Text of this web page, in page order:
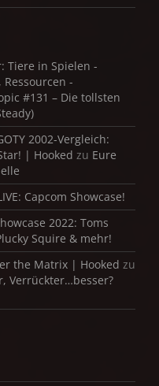
Tiere in Spielen -
-
#131 – Die tollsten
2002-Vergleich:
| Hooked zu Eure
Capcom Showcase!
2022: Toms
Squire & mehr!
the Matrix | Hooked zu
Verrückter…besser?